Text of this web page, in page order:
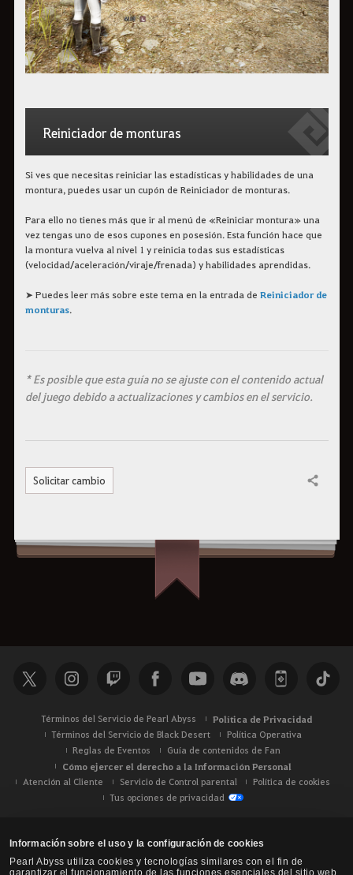
Información sobre el uso y la configuración de cookies
Pearl Abyss utiliza cookies y tecnologías similares con el fin de
Reiniciador de monturas
Si ves que necesitas reiniciar las estadísticas y habilidades de una
montura, puedes usar un cupón de Reiniciador de monturas.
Para ello no tienes más que ir al menú de «Reiniciar montura» una
vez tengas uno de esos cupones en posesión. Esta función hace que
la montura vuelva al nivel 1 y reinicia todas sus estadísticas
(velocidad/aceleración/viraje/frenada) y habilidades aprendidas.
➤ Puedes leer más sobre este tema en la entrada de Reiniciador de
monturas.
* Es posible que esta guía no se ajuste con el contenido actual
del juego debido a actualizaciones y cambios en el servicio.
Solicitar cambio Compartir
Términos del Servicio de Pearl Abyss Política de Privacidad
Términos del Servicio de Black Desert
Política Operativa
Reglas de Eventos
Guía de contenidos de Fan
Cómo ejercer el derecho a la Información Personal
Atención al Cliente Servicio de Control parental
Política de cookies
Tus opciones de privacidad